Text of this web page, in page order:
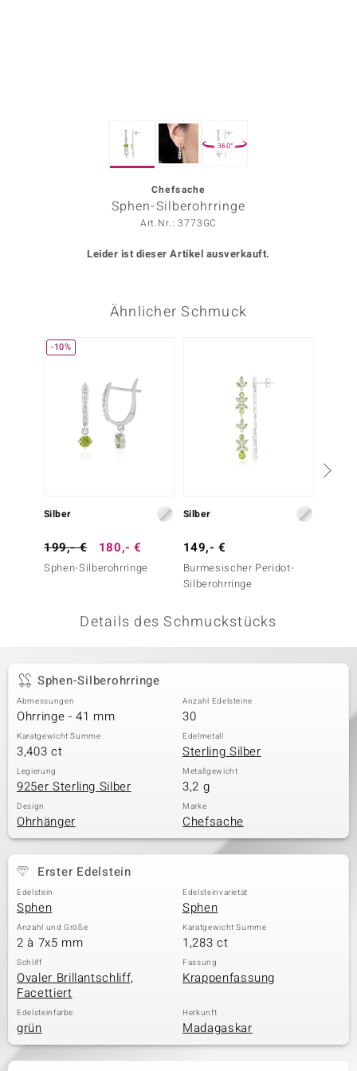
BY DE MELO
Classics
360°
Chefsache
Sphen-Silberohrringe
Art.Nr.: 3773GC
Leider ist dieser Artikel ausverkauft.
Ähnlicher Schmuck
-10%
Silber
199,- € 180,- €
Sphen-Silberohrringe
Silber
149,- €
Burmesischer Peridot-
Silberohrringe
Details des Schmuckstücks
Sphen-Silberohrringe
Abmessungen
Ohrringe - 41 mm
Anzahl Edelsteine
30
Karatgewicht Summe
3,403 ct
Edelmetall
Sterling Silber
Legierung
925er Sterling Silber
Metallgewicht
3,2 g
Design
Ohrhänger
Marke
Chefsache
Erster Edelstein
Edelstein
Sphen
Edelsteinvarietät
Sphen
Anzahl und Größe
2 à 7x5 mm
Karatgewicht Summe
1,283 ct
Schliff
Ovaler Brillantschliff,
Facettiert
Fassung
Krappenfassung
Edelsteinfarbe
grün
Herkunft
Madagaskar